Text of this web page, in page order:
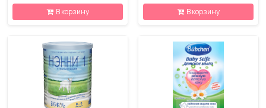
В корзину В корзину